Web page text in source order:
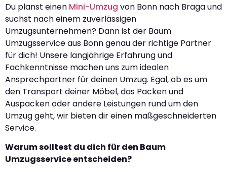
Du planst einen Mini-Umzug von Bonn nach Braga und
suchst nach einem zuverlässigen
Umzugsunternehmen? Dann ist der Baum
Umzugsservice aus Bonn genau der richtige Partner
für dich! Unsere langjährige Erfahrung und
Fachkenntnisse machen uns zum idealen
Ansprechpartner für deinen Umzug. Egal, ob es um
den Transport deiner Möbel, das Packen und
Auspacken oder andere Leistungen rund um den
Umzug geht, wir bieten dir einen maßgeschneiderten
Service.
Warum solltest du dich für den Baum
Umzugsservice entscheiden?